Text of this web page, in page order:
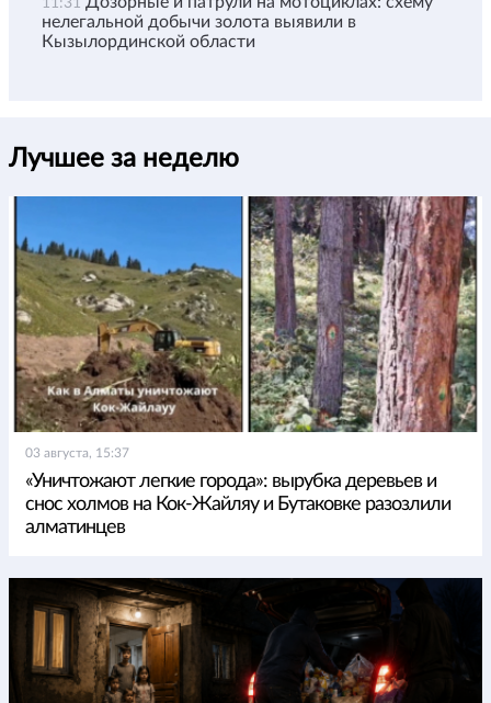
11:31
нелегальной добычи золота выявили в
Кызылординской области
Лучшее за неделю
03 августа, 15:37
«Уничтожают легкие города»: вырубка деревьев и
снос холмов на Кок-Жайляу и Бутаковке разозлили
алматинцев